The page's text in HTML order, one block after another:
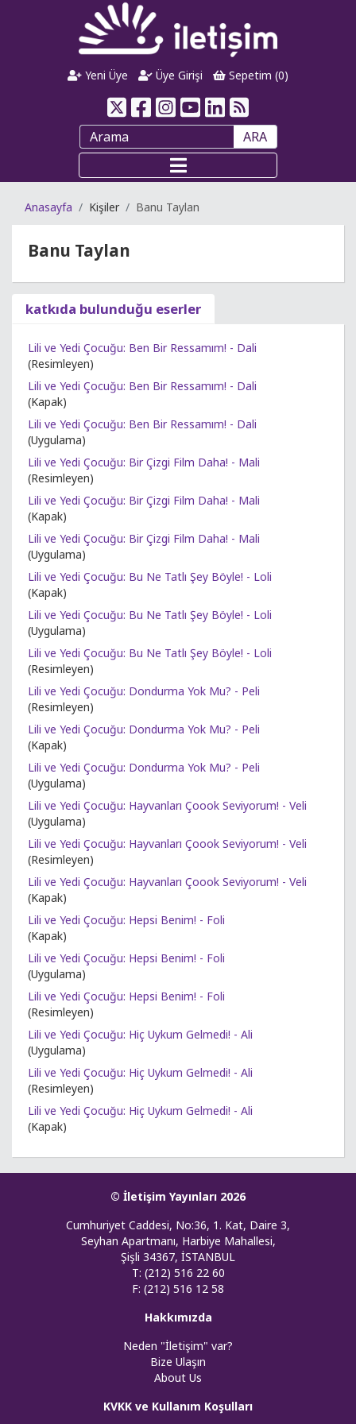
Yeni Üye Üye Girişi Sepetim (0)
ARA
Anasayfa Kişiler Banu Taylan
Banu Taylan
katkıda bulunduğu eserler
Lili ve Yedi Çocuğu: Ben Bir Ressamım! - Dali
(Resimleyen)
Lili ve Yedi Çocuğu: Ben Bir Ressamım! - Dali
(Kapak)
Lili ve Yedi Çocuğu: Ben Bir Ressamım! - Dali
(Uygulama)
Lili ve Yedi Çocuğu: Bir Çizgi Film Daha! - Mali
(Resimleyen)
Lili ve Yedi Çocuğu: Bir Çizgi Film Daha! - Mali
(Kapak)
Lili ve Yedi Çocuğu: Bir Çizgi Film Daha! - Mali
(Uygulama)
Lili ve Yedi Çocuğu: Bu Ne Tatlı Şey Böyle! - Loli
(Kapak)
Lili ve Yedi Çocuğu: Bu Ne Tatlı Şey Böyle! - Loli
(Uygulama)
Lili ve Yedi Çocuğu: Bu Ne Tatlı Şey Böyle! - Loli
(Resimleyen)
Lili ve Yedi Çocuğu: Dondurma Yok Mu? - Peli
(Resimleyen)
Lili ve Yedi Çocuğu: Dondurma Yok Mu? - Peli
(Kapak)
Lili ve Yedi Çocuğu: Dondurma Yok Mu? - Peli
(Uygulama)
Lili ve Yedi Çocuğu: Hayvanları Çoook Seviyorum! - Veli
(Uygulama)
Lili ve Yedi Çocuğu: Hayvanları Çoook Seviyorum! - Veli
(Resimleyen)
Lili ve Yedi Çocuğu: Hayvanları Çoook Seviyorum! - Veli
(Kapak)
Lili ve Yedi Çocuğu: Hepsi Benim! - Foli
(Kapak)
Lili ve Yedi Çocuğu: Hepsi Benim! - Foli
(Uygulama)
Lili ve Yedi Çocuğu: Hepsi Benim! - Foli
(Resimleyen)
Lili ve Yedi Çocuğu: Hiç Uykum Gelmedi! - Ali
(Uygulama)
Lili ve Yedi Çocuğu: Hiç Uykum Gelmedi! - Ali
(Resimleyen)
Lili ve Yedi Çocuğu: Hiç Uykum Gelmedi! - Ali
(Kapak)
© İletişim Yayınları 2026
Cumhuriyet Caddesi, No:36, 1. Kat, Daire 3,
Seyhan Apartmanı, Harbiye Mahallesi,
Şişli 34367, İSTANBUL
T: (212) 516 22 60
F: (212) 516 12 58
Hakkımızda
Neden "İletişim" var?
Bize Ulaşın
About Us
KVKK ve Kullanım Koşulları